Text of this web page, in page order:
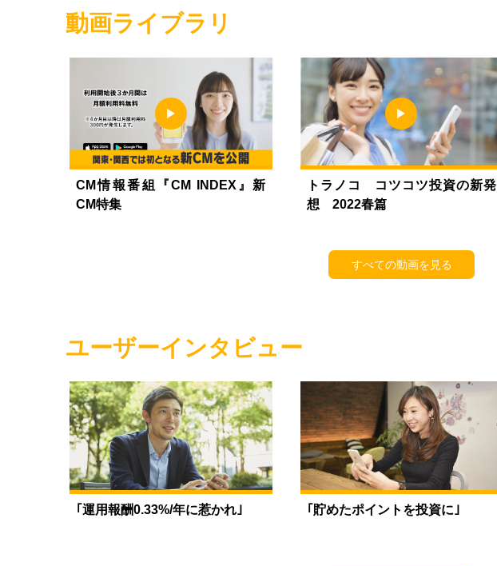
動画ライブラリ
CM情報番組『CM INDEX』新
CM特集
トラノコ コツコツ投資の新発
想 2022春篇
すべての動画を見る
ユーザーインタビュー
｢運用報酬0.33%/年に惹かれ｣ ｢貯めたポイントを投資に｣